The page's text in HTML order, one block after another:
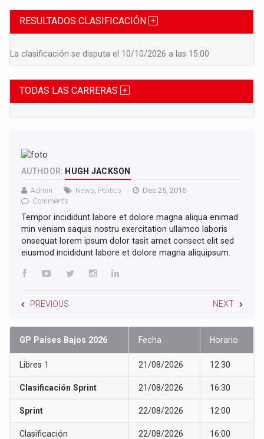
RESULTADOS CLASIFICACIÓN
La clasificación se disputa el 10/10/2026 a las 15:00
TODAS LAS CARRERAS
AUTHOOR: HUGH JACKSON
Admin News Politics
Dec 25, 2016
Comments
Tempor incididunt labore et dolore magna aliqua enimad
min veniam saquis nostru exercitation ullamco laboris
onsequat lorem ipsum dolor tasit amet consect elit sed
eiusmod incididunt labore et dolore magna aliquipsum.
PREVIOUS NEXT
GP Países Bajos 2026 Fecha Horario
Libres 1 21/08/2026 12:30
Clasificación Sprint 21/08/2026 16:30
Sprint 22/08/2026 12:00
Clasificación 22/08/2026 16:00